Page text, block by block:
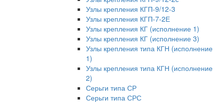
Узлы крепления КГП-9/12-3
Узлы крепления КГП-7-2Е
Узлы крепления КГ (исполнение 1)
Узлы крепления КГ (исполнение 3)
Узлы крепления типа КГН (исполнение
1)
Узлы крепления типа КГН (исполнение
2)
Серьги типа СР
Серьги типа СРС